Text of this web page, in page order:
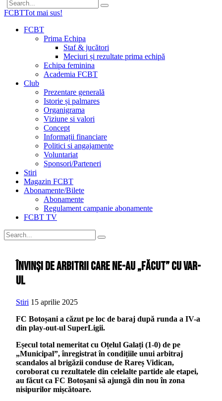
FCBTTot mai sus!
FCBT
Prima Echipa
Staf & jucători
Meciuri și rezultate prima echipă
Echipa feminina
Academia FCBT
Club
Prezentare generală
Istorie și palmares
Organigrama
Viziune si valori
Concept
Informații financiare
Politici si angajamente
Voluntariat
Sponsori/Parteneri
Stiri
Magazin FCBT
Abonamente/Bilete
Abonamente
Regulament campanie abonamente
FCBT TV
Învinși de arbitrii care ne-au „făcut” cu VAR-
ul
Stiri 15 aprilie 2025
FC Botoșani a căzut pe loc de baraj după runda a IV-a
din play-out-ul SuperLigii.
Eșecul total nemeritat cu Oțelul Galați (1-0) de pe
„Municipal”, înregistrat în condițiile unui arbitraj
scandalos al brigăzii conduse de Rareș Vidican,
coroborat cu rezultatele din celelalte partide ale etapei,
au făcut ca FC Botoșani să ajungă din nou în zona
nisipurilor mișcătoare.